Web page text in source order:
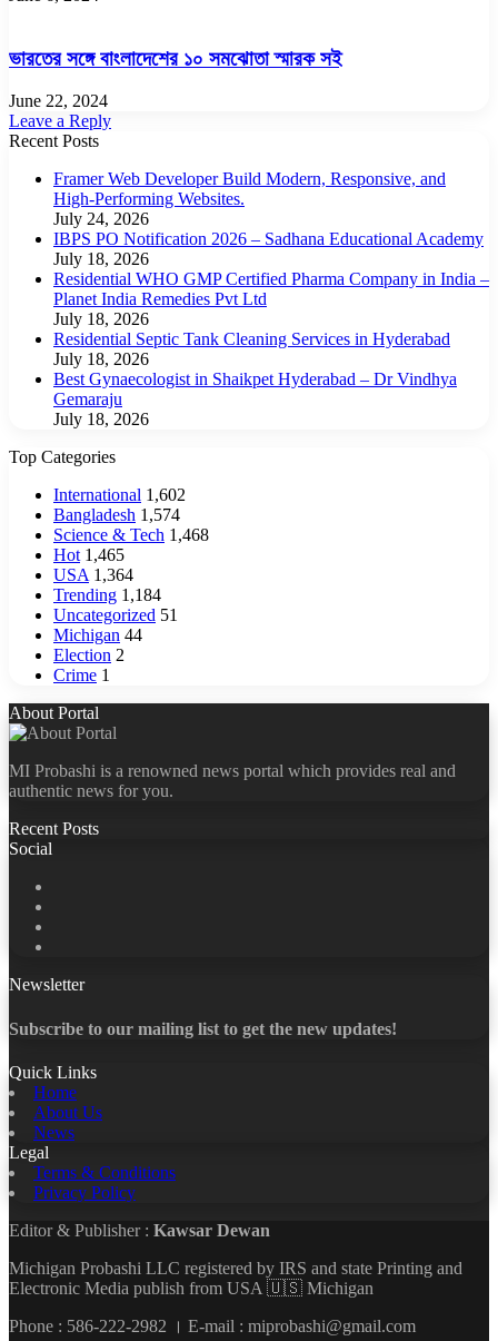
ভারতের সঙ্গে বাংলাদেশের ১০ সমঝোতা স্মারক সই
June 22, 2024
Leave a Reply
Recent Posts
Framer Web Developer Build Modern, Responsive, and
High-Performing Websites.
July 24, 2026
IBPS PO Notification 2026 – Sadhana Educational Academy
July 18, 2026
Residential WHO GMP Certified Pharma Company in India –
Planet India Remedies Pvt Ltd
July 18, 2026
Residential Septic Tank Cleaning Services in Hyderabad
July 18, 2026
Best Gynaecologist in Shaikpet Hyderabad – Dr Vindhya
Gemaraju
July 18, 2026
Top Categories
International 1,602
Bangladesh 1,574
Science & Tech 1,468
Hot 1,465
USA 1,364
Trending 1,184
Uncategorized 51
Michigan 44
Election 2
Crime 1
About Portal
MI Probashi is a renowned news portal which provides real and
authentic news for you.
Recent Posts
Social
Newsletter
Subscribe to our mailing list to get the new updates!
Quick Links
Home
About Us
News
Legal
Terms & Conditions
Privacy Policy
Editor & Publisher : Kawsar Dewan
Michigan Probashi LLC registered by IRS and state Printing and
Electronic Media publish from USA 🇺🇸 Michigan
Phone : 586-222-2982 । E-mail : miprobashi@gmail.com